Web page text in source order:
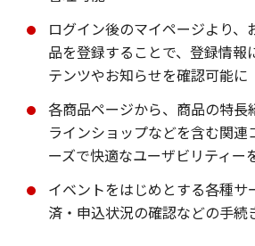
ログイン後のマイページより、
品を登録することで、登録情報
テンツやお知らせを確認可能に
各商品ページから、商品の特長
ラインショップなどを含む関連
ーズで快適なユーザビリティー
イベントをはじめとする各種サ
済・申込状況の確認などの手続